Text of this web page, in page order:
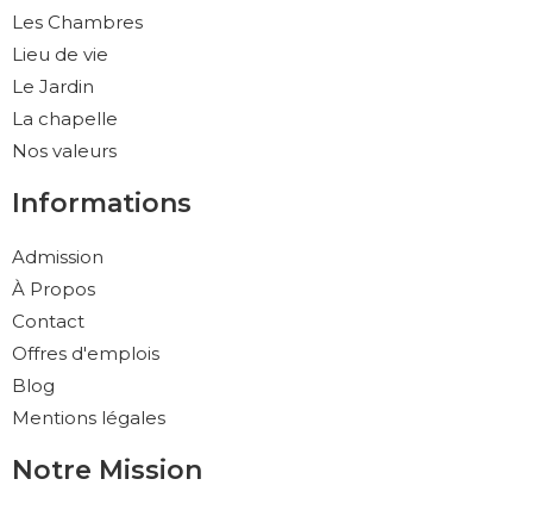
Les Chambres
Lieu de vie
Le Jardin
La chapelle
Nos valeurs
Informations
Admission
À Propos
Contact
Offres d'emplois
Blog
Mentions légales
Notre Mission